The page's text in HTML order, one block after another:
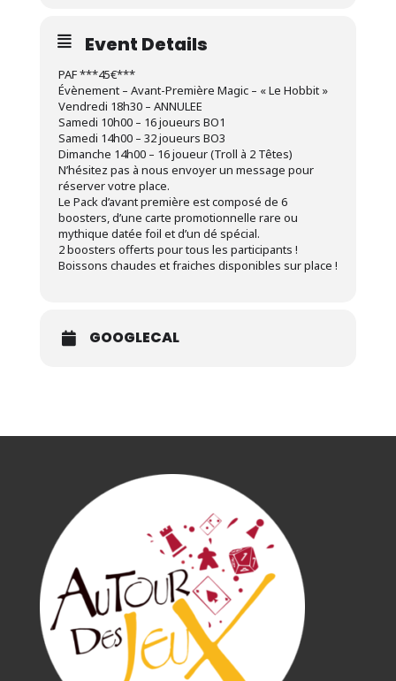
Event Details
PAF ***45€***
Évènement – Avant-Première Magic – « Le Hobbit »
Vendredi 18h30 – ANNULEE
Samedi 10h00 – 16 joueurs BO1
Samedi 14h00 – 32 joueurs BO3
Dimanche 14h00 – 16 joueur (Troll à 2 Têtes)
N’hésitez pas à nous envoyer un message pour
réserver votre place.
Le Pack d’avant première est composé de 6
boosters, d’une carte promotionnelle rare ou
mythique datée foil et d’un dé spécial.
2 boosters offerts pour tous les participants !
Boissons chaudes et fraiches disponibles sur place !
GOOGLECAL